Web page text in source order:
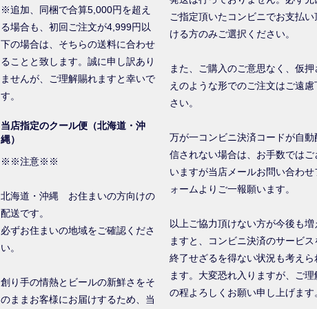
※追加、同梱で合算5,000円を超え
る場合も、初回ご注文が4,999円以
下の場合は、そちらの送料に合わせ
ることと致します。誠に申し訳あり
ませんが、ご理解賜れますと幸いで
す。
当店指定のクール便（北海道・沖
縄）
※※注意※※
北海道・沖縄 お住まいの方向けの
配送です。
必ずお住まいの地域をご確認くださ
い。
創り手の情熱とビールの新鮮さをそ
のままお客様にお届けするため、当
ご指定頂いたコンビニでお支払い
ける方のみご選択ください。
また、ご購入のご意思なく、仮押
えのような形でのご注文はご遠慮
さい。
万が一コンビニ決済コードが自動
信されない場合は、お手数ではご
いますが当店メールお問い合わせ
ォームよりご一報願います。
以上ご協力頂けない方が今後も増
ますと、コンビニ決済のサービス
終了せざるを得ない状況も考えら
ます。大変恐れ入りますが、ご理
の程よろしくお願い申し上げます